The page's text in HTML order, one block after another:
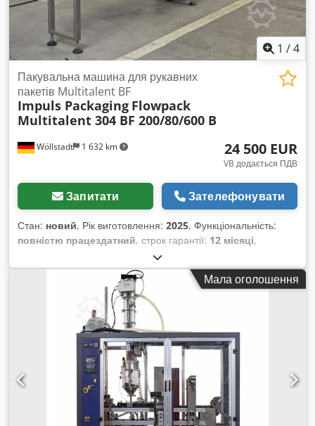
1 /4
Wöllstadt 1 632 km
Пакувальна машина для рукавних
пакетів Multitalent BF
Impuls Packaging Flowpack
Multitalent 304 BF 200/80/600 B
24 500 EUR
VB додається ПДВ
Запитати Зателефонувати
Стан: новий, Рік виготовлення: 2025, Функціональність:
повністю працездатний, строк гарантії: 12 місяці,
Багатофункціональна упаковочна машина поєднує видатну
якість обробки з широким спектром робіт. Ваша упаковка
стане ще ефективнішою завдяки інтуїтивно зрозумілому
управлінню. Високоякісний матеріалорозмотувач із
подвійною автоматичною центруванням рулону забезпечує
точне ведення матеріалу. Активний пристрій попереднього
натягу матеріалу гарантує оптимальну натяжку стрічки для
бездоганних результатів пакування. Надпотужні безщіткові
двигуни та зручна сенсорна панель управління
забезпечують максимальну гнучкість при зміні формату,
значно спрощуючи ваші операції. Машина має пам’ять для
збереження робочих параметрів – до 50 різних продуктів.
Мала оголошення